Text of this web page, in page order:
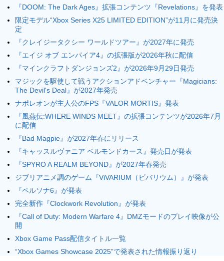
『DOOM: The Dark Ages』拡張コンテンツ『Revelations』を発表
限定モデル“Xbox Series X25 LIMITED EDITION”が11月に発売決
定
『クレイジータクシー ワールドツアー』が2027年に発売
『エイジ オブ エンパイア4』の拡張版が2026年秋に配信
『マインクラフトダンジョンズ2』が2026年9月29日発売
マジックを駆使して戦うアクションアドベンチャー『Magicians:
The Devil's Deal』が2027年発売
ナポレオンが主人公のFPS『VALOR MORTIS』発表
『風燕伝:WHERE WINDS MEET』の拡張コンテンツが2026年7月
に配信
『Bad Magpie』が2027年春にリリース
『キャッスルヴァニア ベルモンドカース』発売日が発表
『SPYRO A REALM BEYOND』が2027年春発売
ジブリアニメ調のゲーム『ViVARIUM（ビバリウム）』が発表
『ペルソナ6』が発表
完全新作『Clockwork Revolution』が発表
『Call of Duty: Modern Warfare 4』DMZモードのプレイ映像が公
開
Xbox Game Pass配信タイトル一覧
“Xbox Games Showcase 2025”で発表された情報振り返り